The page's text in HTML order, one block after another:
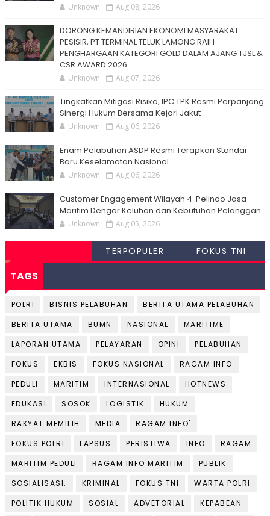
Unknown Aug 08, 2026
DORONG KEMANDIRIAN EKONOMI MASYARAKAT
PESISIR, PT TERMINAL TELUK LAMONG RAIH
PENGHARGAAN KATEGORI GOLD DALAM AJANG TJSL &
CSR AWARD 2026
Unknown Aug 07, 2026
Tingkatkan Mitigasi Risiko, IPC TPK Resmi Perpanjang
Sinergi Hukum Bersama Kejari Jakut
Unknown Aug 06, 2026
Enam Pelabuhan ASDP Resmi Terapkan Standar
Baru Keselamatan Nasional
Unknown Aug 06, 2026
Customer Engagement Wilayah 4: Pelindo Jasa
Maritim Dengar Keluhan dan Kebutuhan Pelanggan
Unknown Aug 05, 2026
TERPOPULER FOKUS TNI
TAGS
POLRI BISNIS PELABUHAN
BERITA UTAMA PELABUHAN
BERITA UTAMA
BUMN NASIONAL
MARITIME
LAPORAN UTAMA
PELAYARAN OPINI
PELABUHAN
FOKUS
EKBIS FOKUS NASIONAL
RAGAM INFO
PEDULI
MARITIM INTERNASIONAL
HOTNEWS
EDUKASI
SOSOK LOGISTIK
HUKUM
RAKYAT MEMILIH
MEDIA
RAGAM INFO'
FOKUS POLRI
LAPSUS PERISTIWA INFO
RAGAM
MARITIM PEDULI
RAGAM INFO MARITIM
PUBLIK
SOSIALISASI.
KRIMINAL FOKUS TNI
WARTA POLRI
POLITIK HUKUM
SOSIAL ADVETORIAL
KEPABEAN